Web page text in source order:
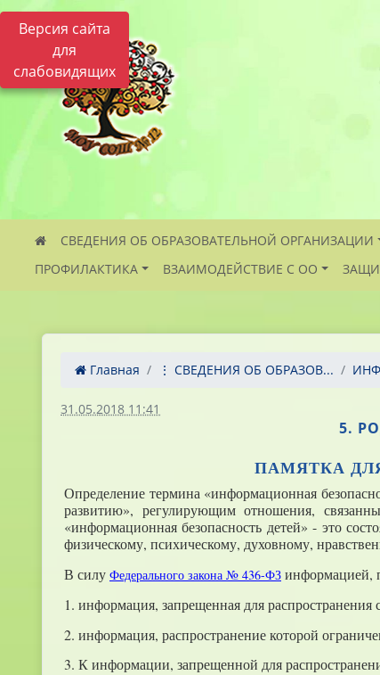
Версия сайта
для
слабовидящих
СВЕДЕНИЯ ОБ ОБРАЗОВАТЕЛЬНОЙ ОРГАНИЗАЦИИ
ПРОФИЛАКТИКА
ВЗАИМОДЕЙСТВИЕ С ОО
Главная ⋮ СВЕДЕНИЯ ОБ ОБРАЗОВ...
31.05.2018 11:41
5.
ПАМЯТКА
Определение термина «информационная
развитию», регулирующим отношения,
«информационная безопасность детей» - это
физическому, психическому, духовному,
В силу Федерального закона № 436-ФЗ информацией,
1. информация, запрещенная для распространения
2. информация, распространение которой
3. К информации, запрещенной для